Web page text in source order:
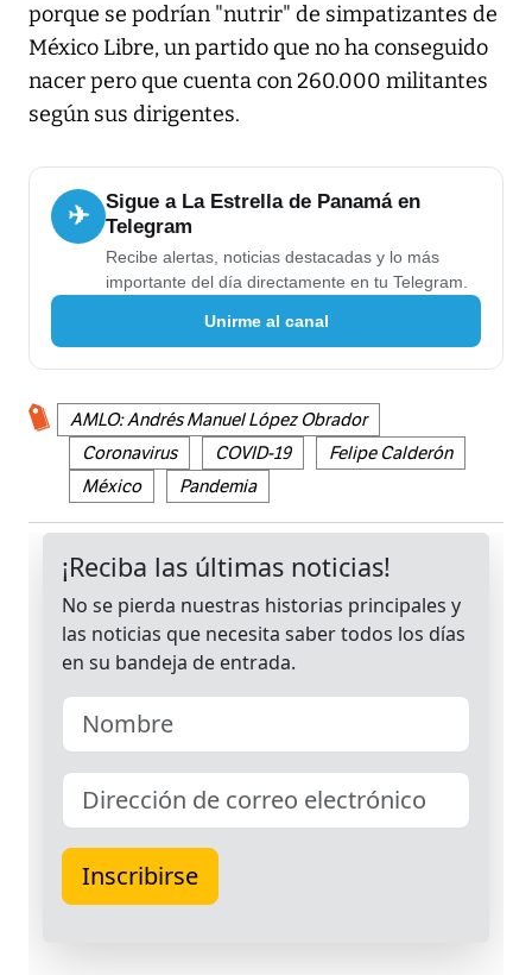
porque se podrían "nutrir" de simpatizantes de
México Libre, un partido que no ha conseguido
nacer pero que cuenta con 260.000 militantes
según sus dirigentes.
✈
Sigue a La Estrella de Panamá en
Telegram
Recibe alertas, noticias destacadas y lo más
importante del día directamente en tu Telegram.
Unirme al canal
AMLO: Andrés Manuel López Obrador
Coronavirus
COVID-19
Felipe Calderón
México
Pandemia